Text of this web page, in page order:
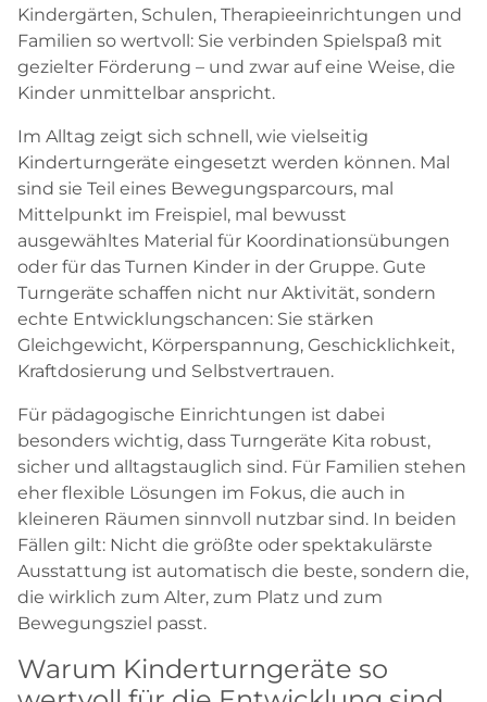
Kindergärten, Schulen, Therapieeinrichtungen und
Familien so wertvoll: Sie verbinden Spielspaß mit
gezielter Förderung – und zwar auf eine Weise, die
Kinder unmittelbar anspricht.
Im Alltag zeigt sich schnell, wie vielseitig
Kinderturngeräte eingesetzt werden können. Mal
sind sie Teil eines Bewegungsparcours, mal
Mittelpunkt im Freispiel, mal bewusst
ausgewähltes Material für Koordinationsübungen
oder für das Turnen Kinder in der Gruppe. Gute
Turngeräte schaffen nicht nur Aktivität, sondern
echte Entwicklungschancen: Sie stärken
Gleichgewicht, Körperspannung, Geschicklichkeit,
Kraftdosierung und Selbstvertrauen.
Für pädagogische Einrichtungen ist dabei
besonders wichtig, dass Turngeräte Kita robust,
sicher und alltagstauglich sind. Für Familien stehen
eher flexible Lösungen im Fokus, die auch in
kleineren Räumen sinnvoll nutzbar sind. In beiden
Fällen gilt: Nicht die größte oder spektakulärste
Ausstattung ist automatisch die beste, sondern die,
die wirklich zum Alter, zum Platz und zum
Bewegungsziel passt.
Warum Kinderturngeräte so